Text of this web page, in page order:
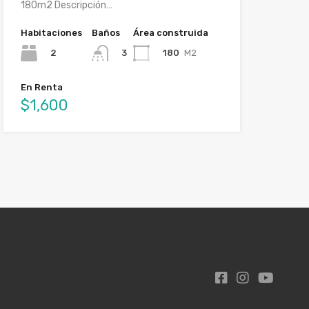
180m2 Descripción…
Habitaciones
2
Baños
3
Área construida
180 M2
En Renta
$1,600